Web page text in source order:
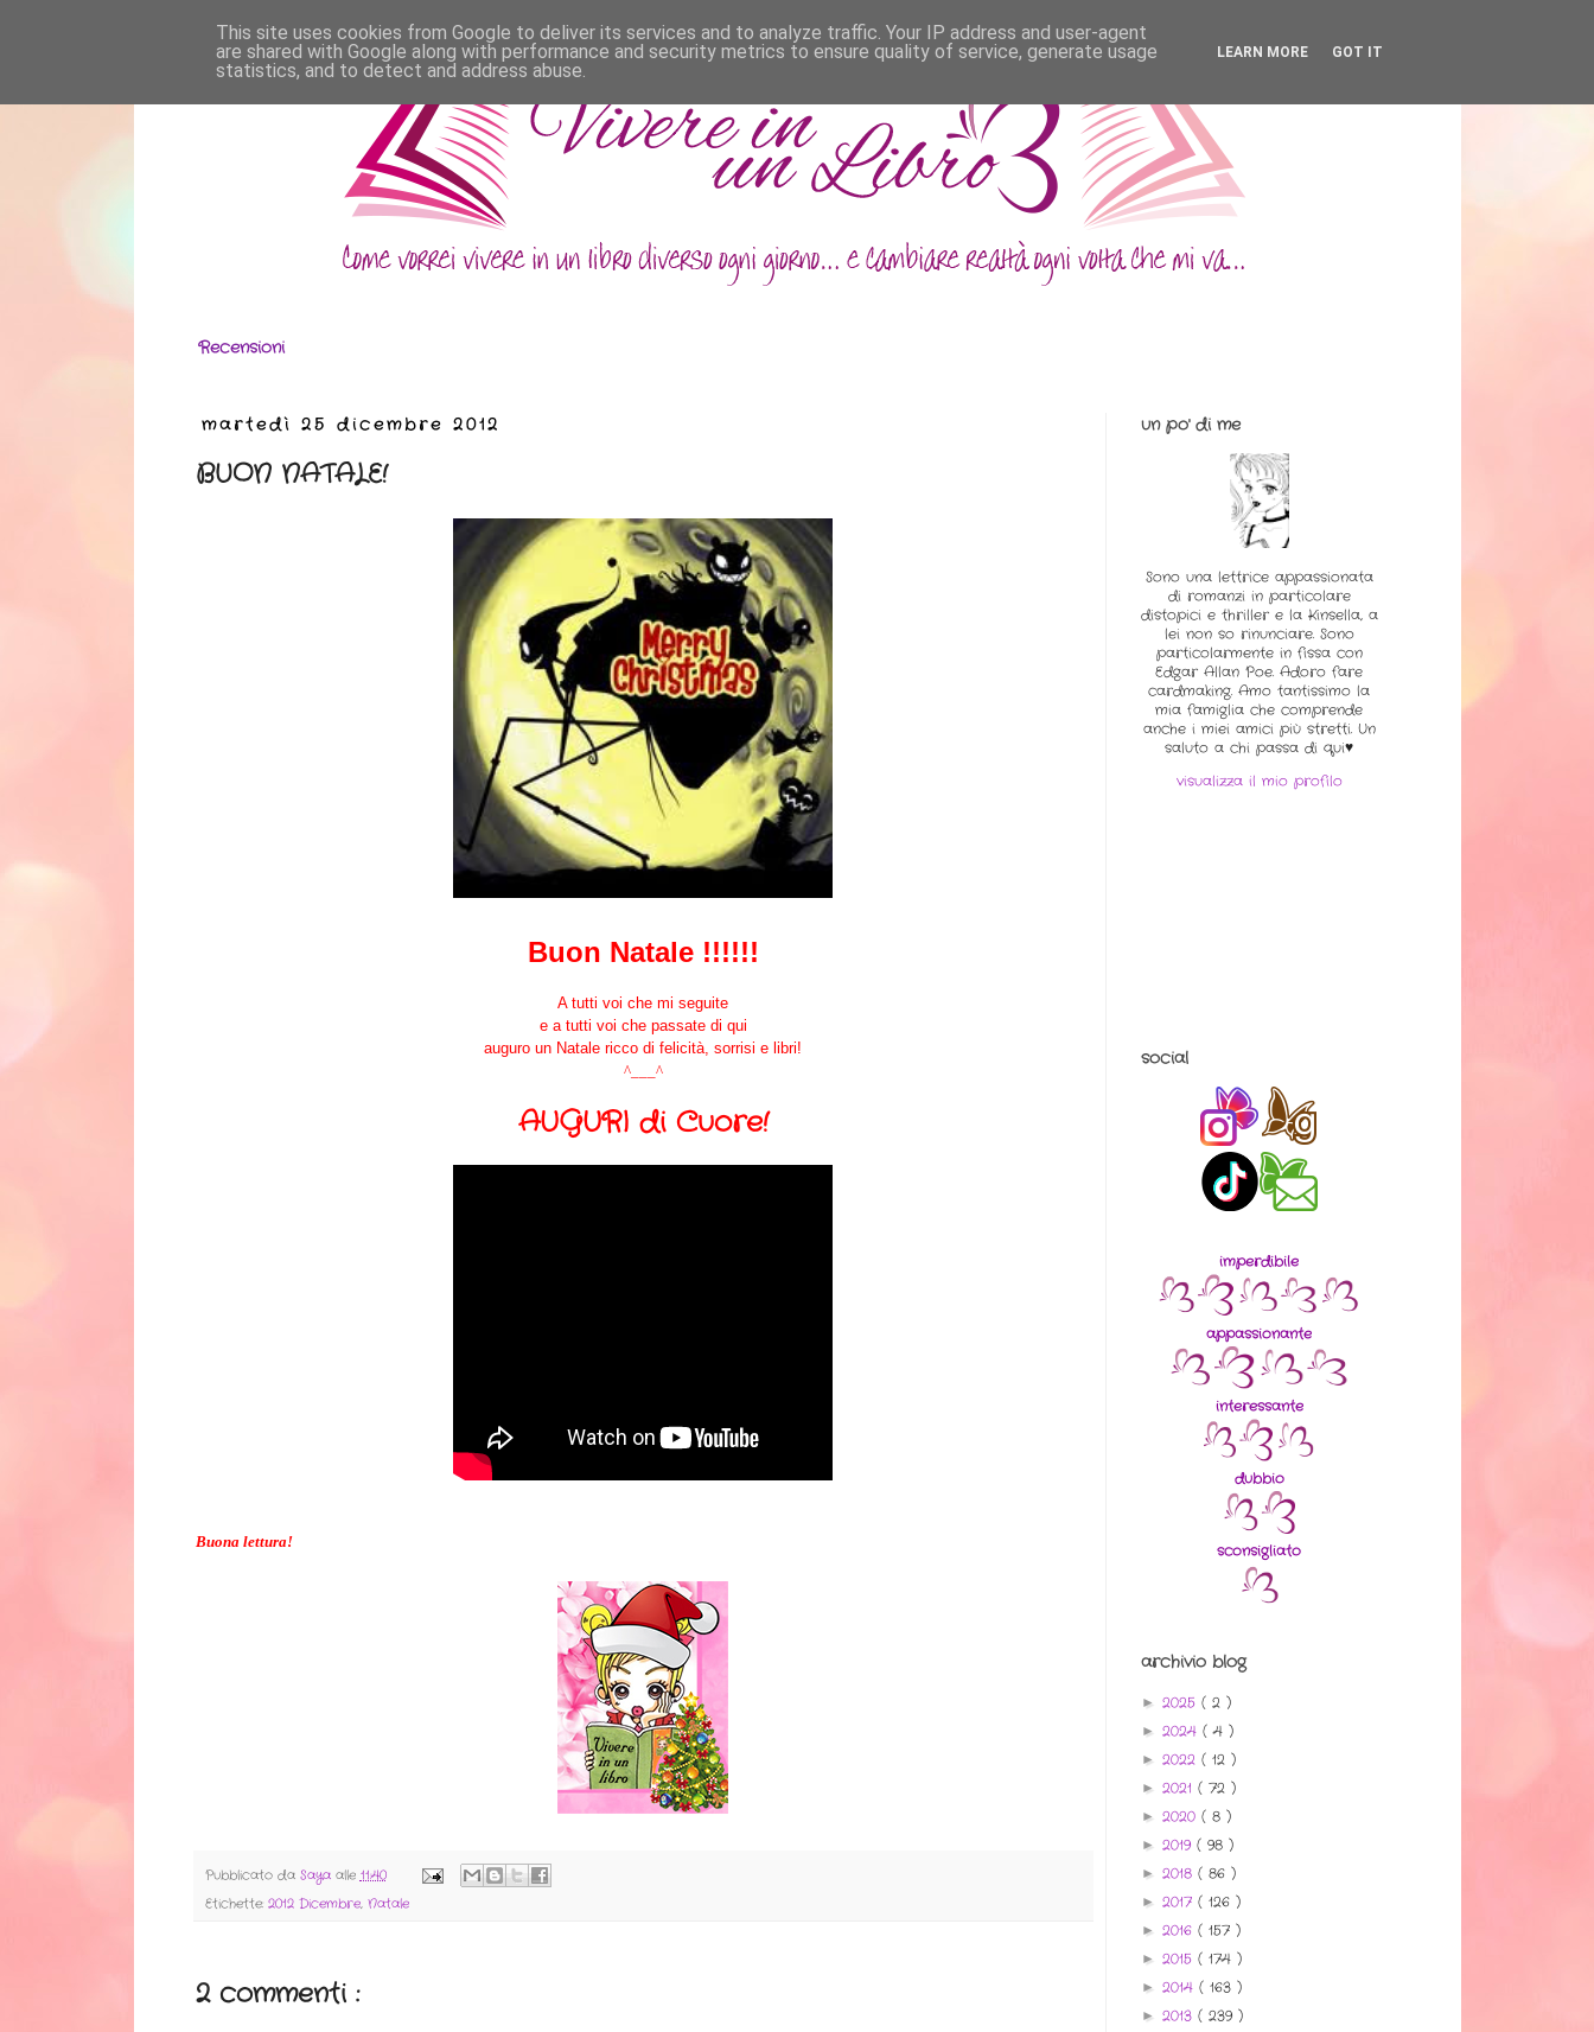
Recensioni
martedì 25 dicembre 2012
BUON NATALE!
Buon Natale !!!!!!
A tutti voi che mi seguite
e a tutti voi che passate di qui
auguro un Natale ricco di felicità, sorrisi e libri!
^___^
AUGURI diCuore!
Buona lettura!
Pubblicato da Saya alle 11:40
Etichette: 2012 Dicembre, Natale
2 commenti :
un po' di me
Sono una lettrice appassionata
di romanzi in particolare
distopici e thriller e la Kinsella, a
lei non so rinunciare. Sono
particolarmente in fissa con
Edgar Allan Poe. Adoro fare
cardmaking. Amo tantissimo la
mia famiglia che comprende
anche i miei amici più stretti. Un
saluto a chi passa di qui♥
visualizza il mio profilo
social
imperdibile
appassionante
interessante
dubbio
sconsigliato
archivio blog
► 2025 ( 2 )
► 2024 ( 4 )
► 2022 ( 12 )
► 2021 ( 72 )
► 2020 ( 8 )
► 2019 ( 98 )
► 2018 ( 86 )
► 2017 ( 126 )
► 2016 ( 157 )
► 2015 ( 174 )
► 2014 ( 163 )
► 2013 ( 239 )
This site uses cookies from Google to deliver its services and to analyze traffic. Your IP address and user-agent
are shared with Google along with performance and security metrics to ensure quality of service, generate usage
statistics, and to detect and address abuse.
LEARN MORE GOT IT